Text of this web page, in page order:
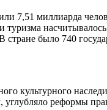
7,51 миллиарда
было 740
культурного
реформы